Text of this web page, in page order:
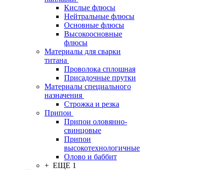
Кислые флюсы
Нейтральные флюсы
Основные флюсы
Высокоосновные
флюсы
Материалы для сварки
титана
Проволока сплошная
Присадочные прутки
Материалы специального
назначения
Строжка и резка
Припои
Припои оловянно-
свинцовые
Припои
высокотехнологичные
Олово и баббит
+ ЕЩЕ 1